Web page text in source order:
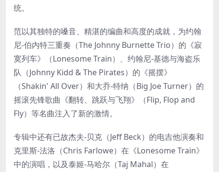
统。
范以其独特的嗓音、精湛的编曲和高度的成就，为约翰
尼-伯内特三重奏（The Johnny Burnette Trio）的《寂
寞列车》（Lonesome Train）、约翰尼-基德与海盗乐
队（Johnny Kidd & The Pirates）的《摇摆》
（Shakin' All Over）和大乔-特纳（Big Joe Turner）的
摇滚先锋歌曲《翻转、跳跃与飞翔》（Flip, Flop and
Fly）等名曲注入了新的激情。
专辑中还有已故杰夫-贝克（Jeff Beck）的电吉他演奏和
克里斯-法洛（Chris Farlowe）在《Lonesome Train》
中的演唱，以及泰姬-马哈尔（Taj Mahal）在